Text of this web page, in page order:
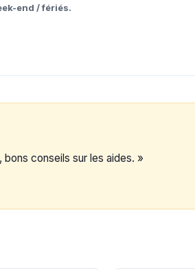
end / fériés.
bons conseils sur les aides. »